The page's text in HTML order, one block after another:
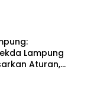
Lampung
Aturan,